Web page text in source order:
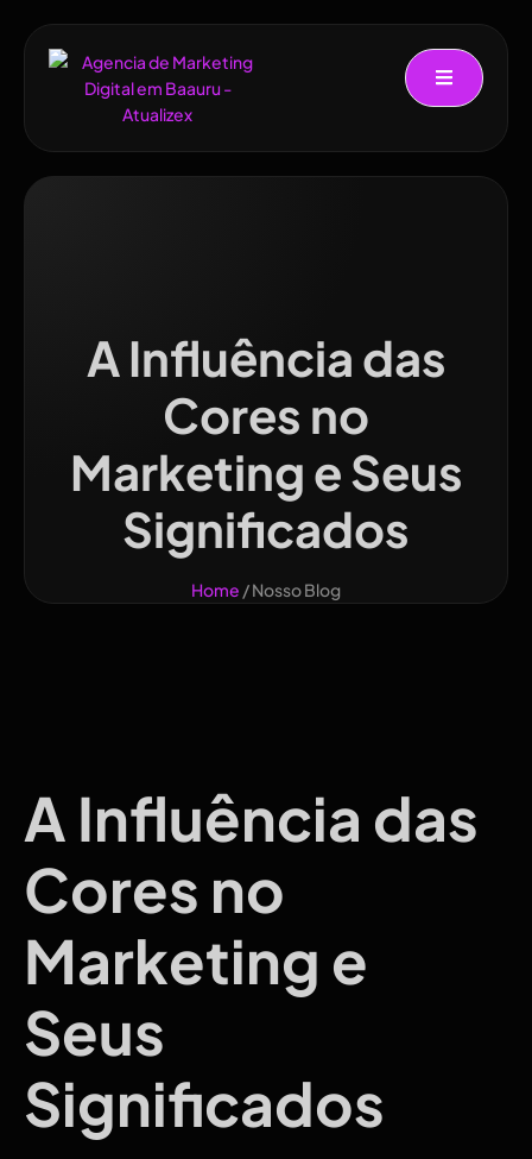
A Influência das
Cores no
Marketing e Seus
Significados
Home / Nosso Blog
A Influência das
Cores no
Marketing e
Seus
Significados